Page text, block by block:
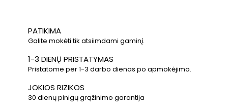
PATIKIMA
Galite mokėti tik atsiimdami gaminį.
1-3 DIENŲ PRISTATYMAS
Pristatome per 1-3 darbo dienas po apmokėjimo.
JOKIOS RIZIKOS
30 dienų pinigų grąžinimo garantija